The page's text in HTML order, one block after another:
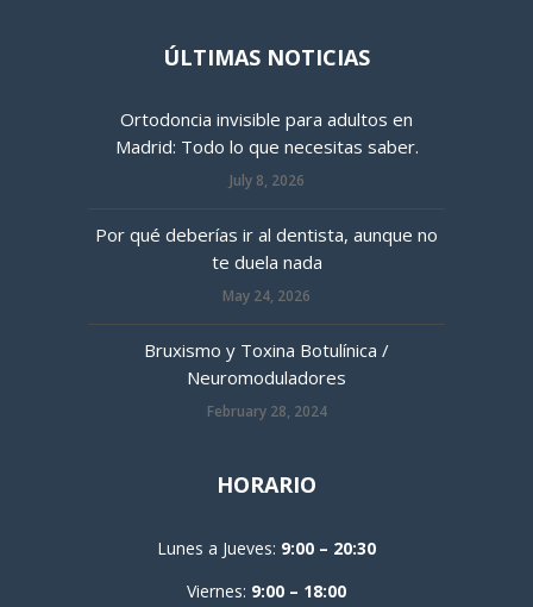
ÚLTIMAS NOTICIAS
Ortodoncia invisible para adultos en
Madrid: Todo lo que necesitas saber.
July 8, 2026
Por qué deberías ir al dentista, aunque no
te duela nada
May 24, 2026
Bruxismo y Toxina Botulínica /
Neuromoduladores
February 28, 2024
HORARIO
Lunes a Jueves: 9:00 – 20:30
Viernes: 9:00 – 18:00